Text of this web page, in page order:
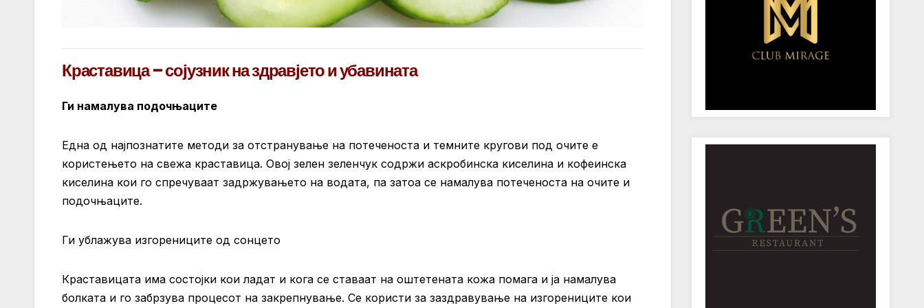
Краставица – сојузник на здравјето и убавината
Ги намалува подочњаците
Една од најпознатите методи за отстранување на потеченоста и темните кругови под очите е
користењето на свежа краставица. Овој зелен зеленчук содржи аскробинска киселина и кофеинска
киселина кои го спречуваат задржувањето на водата, па затоа се намалува потеченоста на очите и
подочњаците.
Ги ублажува изгорениците од сонцето
Краставицата има состојки кои ладат и кога се ставаат на оштетената кожа помага и ја намалува
болката и го забрзува процесот на закрепнување. Се користи за заздравување на изгорениците кои